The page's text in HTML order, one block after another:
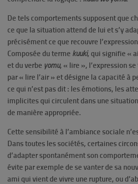
De tels comportements supposent que
ce que la situation attend de lui et s’y
précisément ce que recouvre l’expression
Composée du terme kuuki, qui signifie «
et du verbe yomu, « lire », l’expression
par « lire l’air » et désigne la capacité à
ce qui n’est pas dit : les émotions, les
implicites qui circulent dans une
de manière appropriée.
Cette sensibilité à l’ambiance sociale
Dans toutes les sociétés, certaines
d’adapter spontanément son
évite par exemple de se vanter de sa
ami qui vient de vivre une rupture, ou